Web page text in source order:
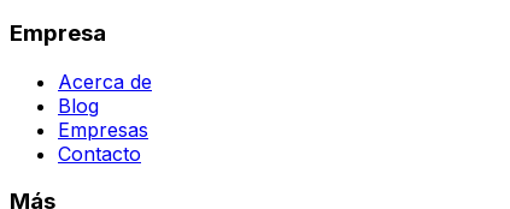
Empresa
Acerca de
Blog
Empresas
Contacto
Más